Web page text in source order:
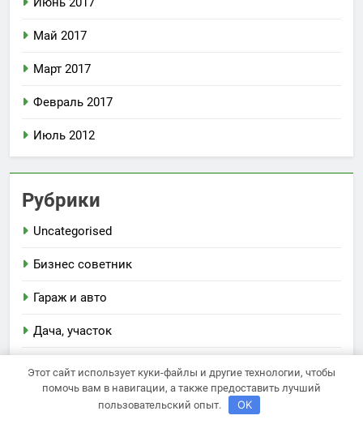
Май 2017
Март 2017
Февраль 2017
Июль 2012
Рубрики
Uncategorised
Бизнес советник
Гараж и авто
Дача, участок
Этот сайт использует куки-файлы и другие технологии, чтобы
помочь вам в навигации, а также предоставить лучший
пользовательский опыт.
OK